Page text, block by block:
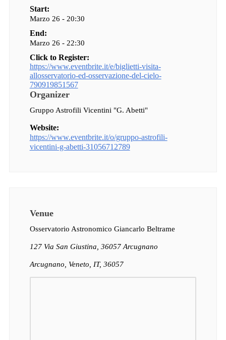
Start:
Marzo 26 - 20:30
End:
Marzo 26 - 22:30
Click to Register:
https://www.eventbrite.it/e/biglietti-visita-
allosservatorio-ed-osservazione-del-cielo-
790919851567
Organizer
Gruppo Astrofili Vicentini "G. Abetti"
Website:
https://www.eventbrite.it/o/gruppo-astrofili-
vicentini-g-abetti-31056712789
Venue
Osservatorio Astronomico Giancarlo Beltrame
127 Via San Giustina, 36057 Arcugnano
Arcugnano, Veneto, IT, 36057